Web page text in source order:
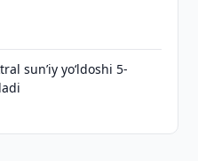
sun’iy yo‘ldoshi 5-